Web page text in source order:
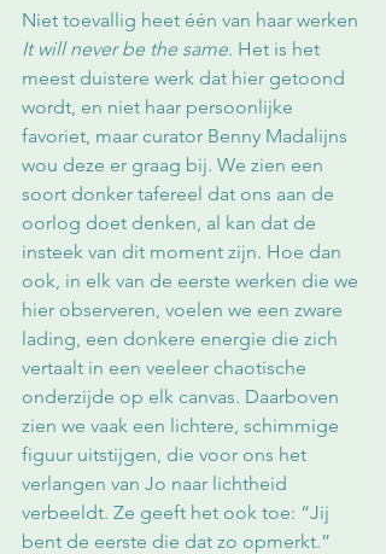
Niet toevallig heet één van haar werken
It will never be the same. Het is het
meest duistere werk dat hier getoond
wordt, en niet haar persoonlijke
favoriet, maar curator Benny Madalijns
wou deze er graag bij. We zien een
soort donker tafereel dat ons aan de
oorlog doet denken, al kan dat de
insteek van dit moment zijn. Hoe dan
ook, in elk van de eerste werken die we
hier observeren, voelen we een zware
lading, een donkere energie die zich
vertaalt in een veeleer chaotische
onderzijde op elk canvas. Daarboven
zien we vaak een lichtere, schimmige
figuur uitstijgen, die voor ons het
verlangen van Jo naar lichtheid
verbeeldt. Ze geeft het ook toe: “Jij
bent de eerste die dat zo opmerkt.”